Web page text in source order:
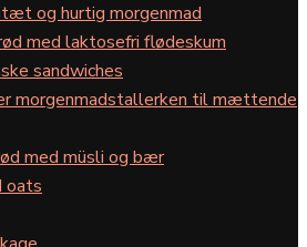
og hurtig morgenmad
med laktosefri flødeskum
sandwiches
morgenmadstallerken til mættende
med müsli og bær
oats